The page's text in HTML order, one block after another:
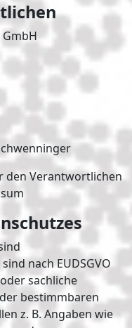
den Verantwortlichen
nach EUDSGVO
sachliche
bestimmbaren
z. B. Angaben wie